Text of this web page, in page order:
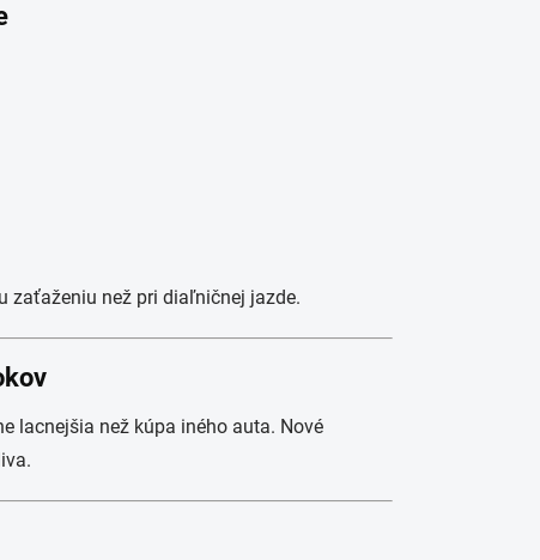
zaťaženiu než pri diaľničnej jazde.
lacnejšia než kúpa iného auta. Nové